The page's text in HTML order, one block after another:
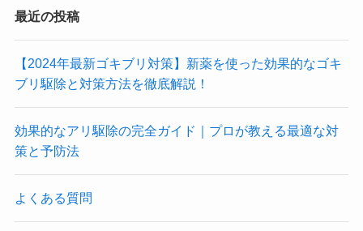
最近の投稿
【2024年最新ゴキブリ対策】新薬を使った効果的なゴキ
ブリ駆除と対策方法を徹底解説！
効果的なアリ駆除の完全ガイド｜プロが教える最適な対
策と予防法
よくある質問